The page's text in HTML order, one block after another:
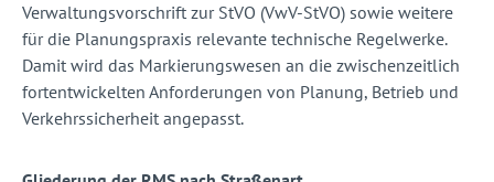
Verwaltungsvorschrift zur StVO (VwV-StVO) sowie weitere
für die Planungspraxis relevante technische Regelwerke.
Damit wird das Markierungswesen an die zwischenzeitlich
fortentwickelten Anforderungen von Planung, Betrieb und
Verkehrssicherheit angepasst.